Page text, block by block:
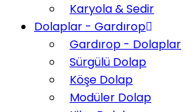
Karyola & Sedir
Dolaplar - Gardırop
Gardırop - Dolaplar
Sürgülü Dolap
Köşe Dolap
Modüler Dolap